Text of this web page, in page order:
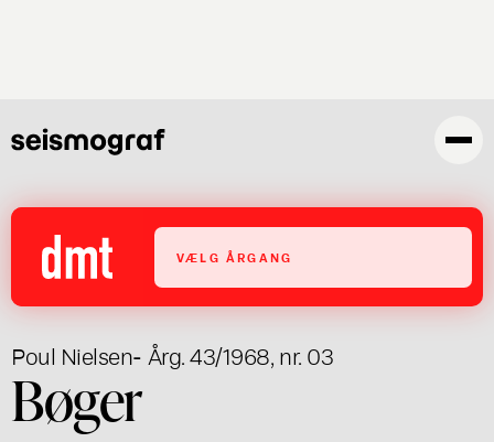
VÆLG ÅRGANG
Poul Nielsen- Årg. 43/1968, nr. 03
Bøger